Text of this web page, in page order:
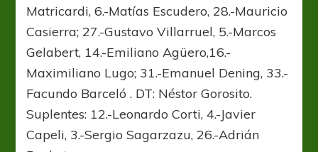
Matricardi, 6.-Matías Escudero, 28.-Mauricio
Casierra; 27.-Gustavo Villarruel, 5.-Marcos
Gelabert, 14.-Emiliano Agüero,16.-
Maximiliano Lugo; 31.-Emanuel Dening, 33.-
Facundo Barceló . DT: Néstor Gorosito.
Suplentes: 12.-Leonardo Corti, 4.-Javier
Capeli, 3.-Sergio Sagarzazu, 26.-Adrián